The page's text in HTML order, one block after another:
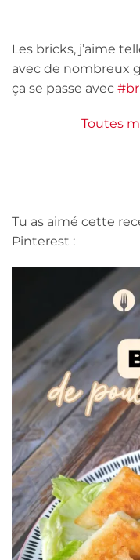
Les bricks, j’aime
avec de nombreux
ça se passe avec
Toutes
Tu as aimé cette
Pinterest :